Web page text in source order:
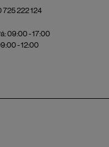
725 222 124
09:00 - 17:00
- 12:00